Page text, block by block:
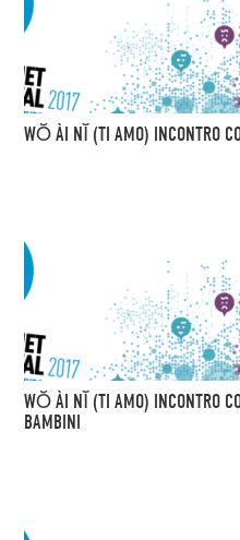
WŎ ÀI NĬ (TI AMO) INCONTRO
WŎ ÀI NĬ (TI AMO) INCONTRO
BAMBINI